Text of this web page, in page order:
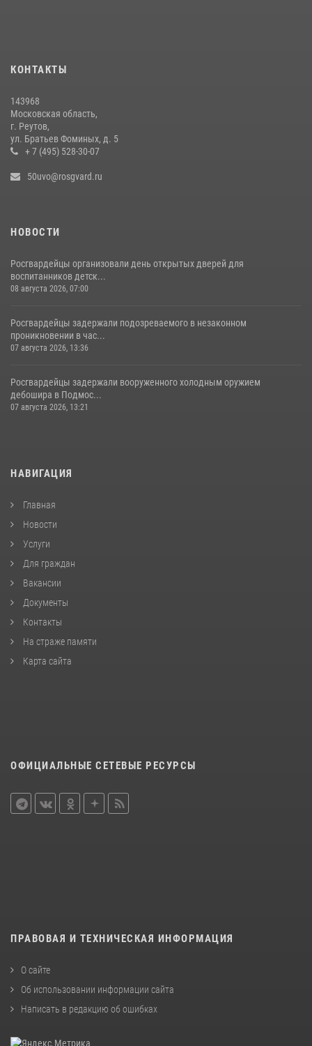
КОНТАКТЫ
143968
Московская область,
г. Реутов,
ул. Братьев Фоминых, д. 5
+ 7 (495) 528-30-07
50uvo@rosgvard.ru
НОВОСТИ
Росгвардейцы организовали день открытых дверей для
воспитанников детск...
08 августа 2026, 07:00
Росгвардейцы задержали подозреваемого в незаконном
проникновении в час...
07 августа 2026, 13:36
Росгвардейцы задержали вооруженного холодным оружием
дебошира в Подмос...
07 августа 2026, 13:21
НАВИГАЦИЯ
Главная
Новости
Услуги
Для граждан
Вакансии
Документы
Контакты
На страже памяти
Карта сайта
ОФИЦИАЛЬНЫЕ СЕТЕВЫЕ РЕСУРСЫ
ПРАВОВАЯ И ТЕХНИЧЕСКАЯ ИНФОРМАЦИЯ
О сайте
Об использовании информации сайта
Написать в редакцию об ошибках